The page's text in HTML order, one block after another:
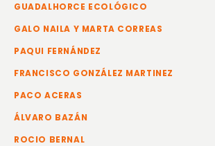
GUADALHORCE ECOLÓGICO
GALO NAILA Y MARTA CORREAS
PAQUI FERNÁNDEZ
FRANCISCO GONZÁLEZ MARTINEZ
PACO ACERAS
ÁLVARO BAZÁN
ROCIO BERNAL